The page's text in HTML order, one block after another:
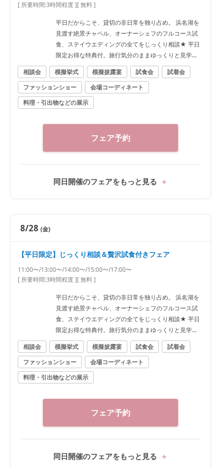
[ 所要時間:3時間程度][ 無料 ]
平日だからこそ、貸切の非日常を独り占め。 浜名湖を
見渡す絶景チャペル、オーナーシェフのフルコース試
食、ステイウエディングの全てをじっくり相談★ 平日
限定お得な特典付。旅行気分のままゆっくりと見学
を！
相談会 模擬挙式 模擬披露宴 試食会
試着会
ファッションショー
会場コーディネート
料理・引出物などの展示
フェア予約
同日開催のフェアをもっと見る
8/28 (金)
【平日限定】じっくり相談＆贅沢試食付きフェア
11:00〜/13:00〜/14:00〜/15:00〜/17:00〜
[ 所要時間:3時間程度][ 無料 ]
平日だからこそ、貸切の非日常を独り占め。 浜名湖を
見渡す絶景チャペル、オーナーシェフのフルコース試
食、ステイウエディングの全てをじっくり相談★ 平日
限定お得な特典付。旅行気分のままゆっくりと見学
を！
相談会 模擬挙式 模擬披露宴 試食会
試着会
ファッションショー
会場コーディネート
料理・引出物などの展示
フェア予約
同日開催のフェアをもっと見る